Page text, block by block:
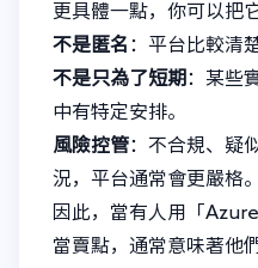
更具體一點，你可以把
不是匿名 ：平台比較清
不是只為了短期 ：某些
中有特定安排。
風險控管：不合規、疑
況，平台通常會更嚴格。
因此，當有人用「
當賣點，通常意味著他